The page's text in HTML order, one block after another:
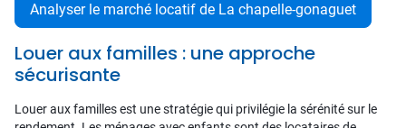
Analyser le marché locatif de La chapelle-gonaguet
Louer aux familles : une approche
sécurisante
Louer aux familles est une stratégie qui privilégie la sérénité sur le